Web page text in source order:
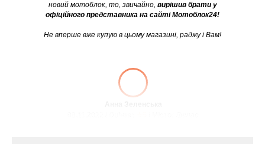
новий мотоблок, то, звичайно, вирішив брати у
офіційного представника на сайті Мотоблок24!
Не вперше вже купую в цьому магазині, раджу і Вам!
Анна Зеленська